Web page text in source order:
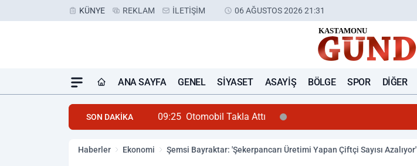
KÜNYE REKLAM İLETIŞIM 06 AĞUSTOS 2026 21:31
ANA SAYFA GENEL SIYASET ASAYIŞ BÖLGE SPOR DIĞER
SON DAKİKA 09:25 Otomobil Takla Attı
Haberler Ekonomi Şemsi Bayraktar: 'Şekerpancarı Üretimi Yapan Çiftçi Sayısı Azalıyor'